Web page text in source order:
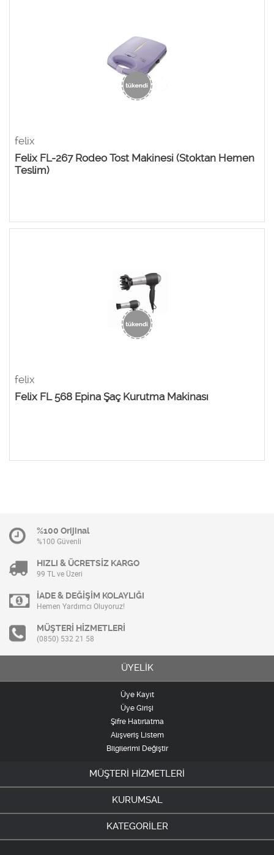
felix
Felix FL-267 Rodeo Tost Makinesi (Stoktan Hemen
Teslim)
felix
Felix FL 568 Epina Şaç Kurutma Makinası
%100 Orijinal
%100 Güvenli
HIZLI & ÜCRETSİZ KARGO
99 TL ve Üzeri
İADE & DEĞİŞİM KOLAYLIĞI
Hemen Yardımcı Oluyoruz!
MÜŞTERİ HİZMETLERİ
(0850) 532 21 58
ÜYELİK
Üye Kayıt
Üye Girişi
Şifre Hatırlatma
Alışveriş Listem
Bilgilerimi Değiştir
MÜŞTERİ HİZMETLERİ
KURUMSAL
KATEGORİLER